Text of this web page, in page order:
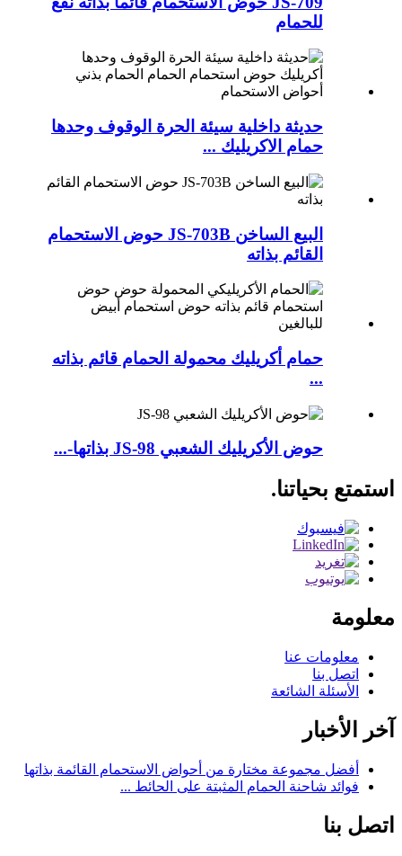
للحمام
حديثة داخلية سيئة الحرة الوقوف وحدها
حمام الاكريليك ...
البيع الساخن JS-703B حوض الاستحمام
القائم بذاته
حمام أكريليك محمولة الحمام قائم بذاته
...
حوض الأكريليك الشعبي JS-98 بذاتها-...
استمتع بحياتنا.
معلومة
معلومات عنا
اتصل بنا
الأسئلة الشائعة
آخر الأخبار
أفضل مجموعة مختارة من أحواض الاستحمام القائمة بذاتها
فوائد شاحنة الحمام المثبتة على الحائط ...
اتصل بنا